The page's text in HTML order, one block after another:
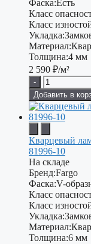
Фаска:Есть
Класс
Класс
Укладка:
Материал:
Толщина:4 мм
2 590 ₽/м²
-
Добавить в
Кварцевый
81996-10
На складе
Бренд:Fargo
Фаска:V-
Класс
Класс
Укладка:
Материал:
Толщина:6 мм